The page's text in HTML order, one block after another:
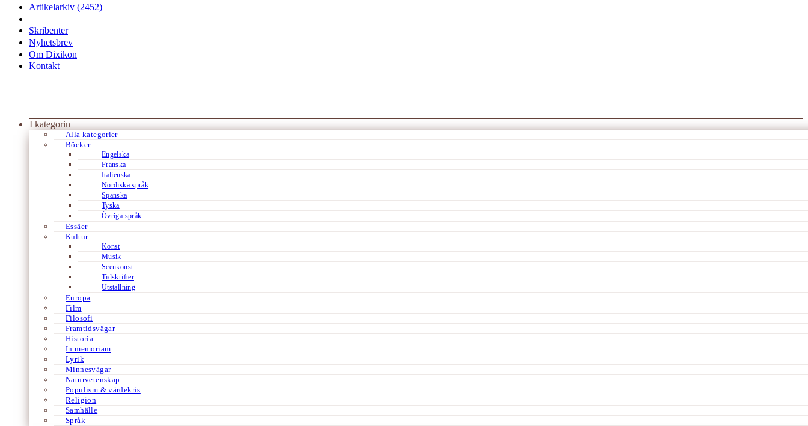
Artikelarkiv (2452)
Skribenter
Nyhetsbrev
Om Dixikon
Kontakt
I kategorin
Alla kategorier
Böcker
Engelska
Franska
Italienska
Nordiska språk
Spanska
Tyska
Övriga språk
Essäer
Kultur
Konst
Musik
Scenkonst
Tidskrifter
Utställning
Europa
Film
Filosofi
Framtidsvägar
Historia
In memoriam
Lyrik
Minnesvägar
Naturvetenskap
Populism & värdekris
Religion
Samhälle
Språk